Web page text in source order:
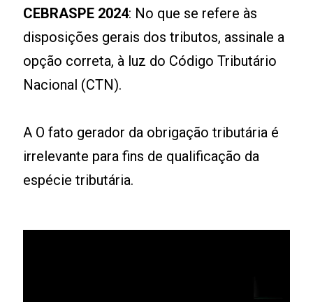
CEBRASPE 2024: No que se refere às
disposições gerais dos tributos, assinale a
opção correta, à luz do Código Tributário
Nacional (CTN).
A O fato gerador da obrigação tributária é
irrelevante para fins de qualificação da
espécie tributária.